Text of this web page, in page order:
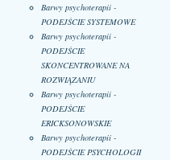
Barwy psychoterapii -
PODEJŚCIE SYSTEMOWE
Barwy psychoterapii -
PODEJŚCIE
SKONCENTROWANE NA
ROZWIĄZANIU
Barwy psychoterapii -
PODEJŚCIE
ERICKSONOWSKIE
Barwy psychoterapii -
PODEJŚCIE PSYCHOLOGII